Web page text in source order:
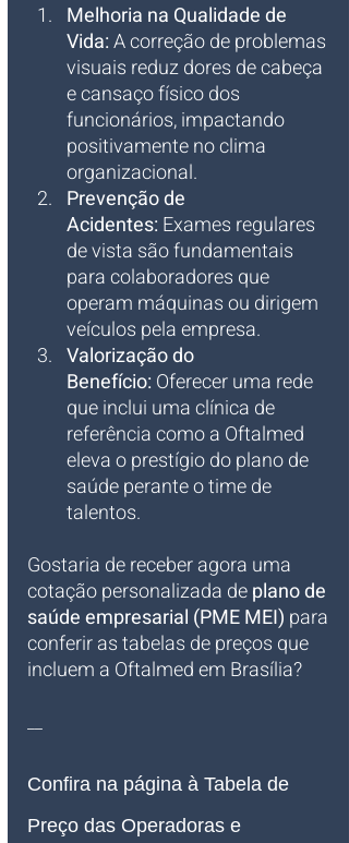
Melhoria na Qualidade de
Vida: A correção de problemas
visuais reduz dores de cabeça
e cansaço físico dos
funcionários, impactando
positivamente no clima
organizacional.
Prevenção de
Acidentes: Exames regulares
de vista são fundamentais
para colaboradores que
operam máquinas ou dirigem
veículos pela empresa.
Valorização do
Benefício: Oferecer uma rede
que inclui uma clínica de
referência como a Oftalmed
eleva o prestígio do plano de
saúde perante o time de
talentos.
Gostaria de receber agora uma
cotação personalizada de plano de
saúde empresarial (PME MEI) para
conferir as tabelas de preços que
incluem a Oftalmed em Brasília?
__
Confira na página à Tabela de
Preço das Operadoras e